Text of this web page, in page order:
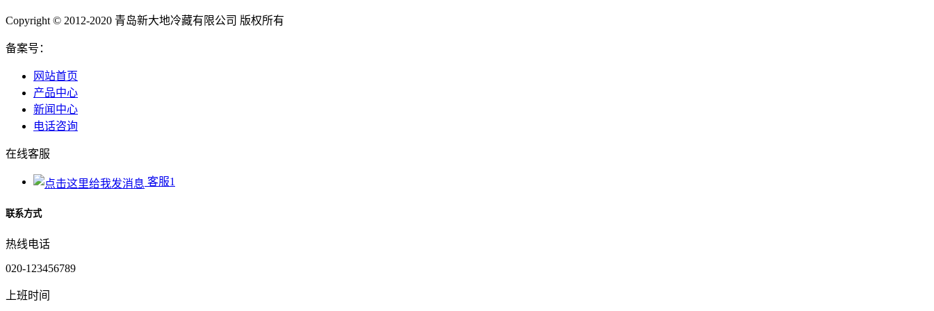
Copyright © 2012-2020 青岛新大地冷藏有限公司 版权所有
备案号：
网站首页
产品中心
新闻中心
电话咨询
在线客服
客服1
联系方式
热线电话
020-123456789
上班时间